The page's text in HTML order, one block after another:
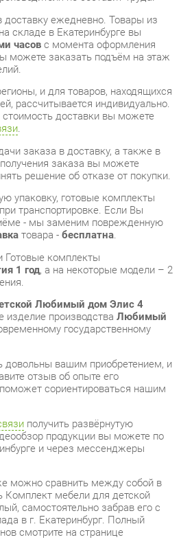
можете заказать подъём на этаж
и для товаров, находящихся
рассчитывается индивидуально.
доставки вы можете
.
заказа в доставку, а также в
заказа вы можете
решение об отказе от покупки.
транспортировке. Если Вы
- мы заменим поврежденную
товара -бесплатна.
комплекты
1 год, а на некоторые модели – 2
Любимый дом Элис 4
производства
государственному
вашим приобретением, и
отзыв об опыте его
сориентироваться нашим
получить развёрнутую
продукции вы можете по
и через мессенджеры
мебели для детской
самостоятельно забрав его с
в г. Екатеринбург. Полный
смотрите на странице
кровати см
120x200
Нет